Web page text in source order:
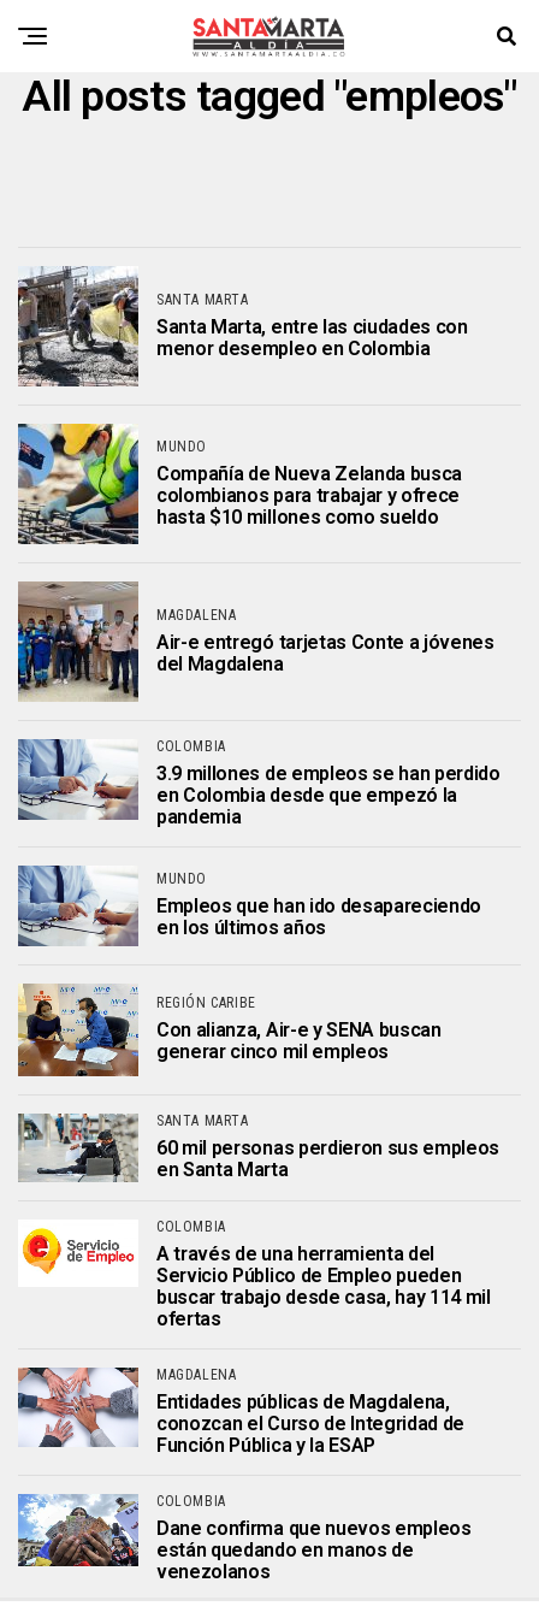
All posts tagged "empleos"
SANTA MARTA
Santa Marta, entre las ciudades con
menor desempleo en Colombia
MUNDO
Compañía de Nueva Zelanda busca
colombianos para trabajar y ofrece
hasta $10 millones como sueldo
MAGDALENA
Air-e entregó tarjetas Conte a jóvenes
del Magdalena
COLOMBIA
3.9 millones de empleos se han perdido
en Colombia desde que empezó la
pandemia
MUNDO
Empleos que han ido desapareciendo
en los últimos años
REGIÓN CARIBE
Con alianza, Air-e y SENA buscan
generar cinco mil empleos
SANTA MARTA
60 mil personas perdieron sus empleos
en Santa Marta
COLOMBIA
A través de una herramienta del
Servicio Público de Empleo pueden
buscar trabajo desde casa, hay 114 mil
ofertas
MAGDALENA
Entidades públicas de Magdalena,
conozcan el Curso de Integridad de
Función Pública y la ESAP
COLOMBIA
Dane confirma que nuevos empleos
están quedando en manos de
venezolanos